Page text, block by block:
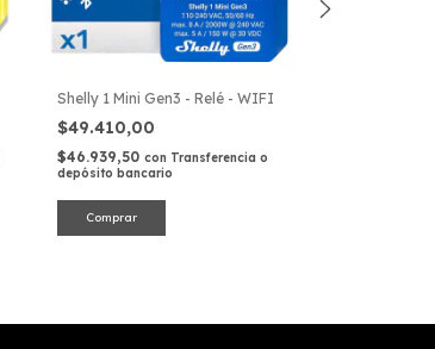
Shelly 1 Mini Gen3 - Relé - WIFI
$49.410,00
$46.939,50 con Transferencia o
depósito bancario